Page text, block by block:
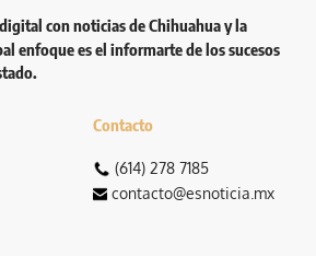
con noticias de Chihuahua y la
enfoque es el informarte de los sucesos
Contacto
(614) 278 7185
contacto@esnoticia.mx